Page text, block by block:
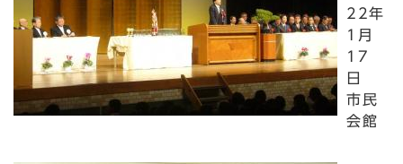
22年
1月
17
日
市民
会館